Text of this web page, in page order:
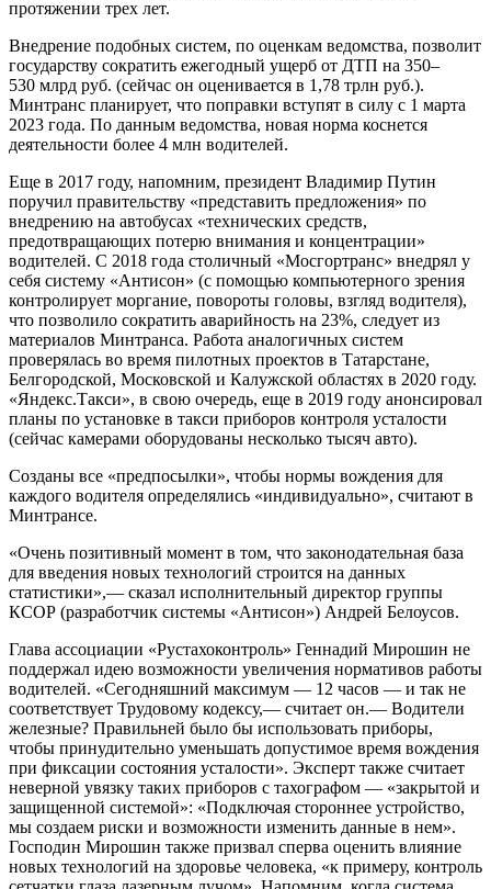
протяжении трех лет.
Внедрение подобных систем, по оценкам ведомства, позволит
государству сократить ежегодный ущерб от ДТП на 350–
530 млрд руб. (сейчас он оценивается в 1,78 трлн руб.).
Минтранс планирует, что поправки вступят в силу с 1 марта
2023 года. По данным ведомства, новая норма коснется
деятельности более 4 млн водителей.
Еще в 2017 году, напомним, президент Владимир Путин
поручил правительству «представить предложения» по
внедрению на автобусах «технических средств,
предотвращающих потерю внимания и концентрации»
водителей. С 2018 года столичный «Мосгортранс» внедрял у
себя систему «Антисон» (с помощью компьютерного зрения
контролирует моргание, повороты головы, взгляд водителя),
что позволило сократить аварийность на 23%, следует из
материалов Минтранса. Работа аналогичных систем
проверялась во время пилотных проектов в Татарстане,
Белгородской, Московской и Калужской областях в 2020 году.
«Яндекс.Такси», в свою очередь, еще в 2019 году анонсировал
планы по установке в такси приборов контроля усталости
(сейчас камерами оборудованы несколько тысяч авто).
Созданы все «предпосылки», чтобы нормы вождения для
каждого водителя определялись «индивидуально», считают в
Минтрансе.
«Очень позитивный момент в том, что законодательная база
для введения новых технологий строится на данных
статистики»,— сказал исполнительный директор группы
КСОР (разработчик системы «Антисон») Андрей Белоусов.
Глава ассоциации «Рустахоконтроль» Геннадий Мирошин не
поддержал идею возможности увеличения нормативов работы
водителей. «Сегодняшний максимум — 12 часов — и так не
соответствует Трудовому кодексу,— считает он.— Водители
железные? Правильней было бы использовать приборы,
чтобы принудительно уменьшать допустимое время вождения
при фиксации состояния усталости». Эксперт также считает
неверной увязку таких приборов с тахографом — «закрытой и
защищенной системой»: «Подключая стороннее устройство,
мы создаем риски и возможности изменить данные в нем».
Господин Мирошин также призвал сперва оценить влияние
новых технологий на здоровье человека, «к примеру, контроль